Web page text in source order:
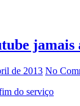
de 2013 No